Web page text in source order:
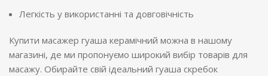
Легкість у використанні та довговічність
Купити масажер гуаша керамічний можна в нашому
магазині, де ми пропонуємо широкий вибір товарів для
масажу. Обирайте свій ідеальний гуаша скребок